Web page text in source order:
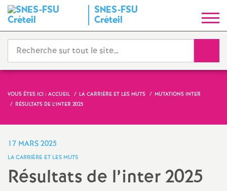
SNES-FSU
Créteil
y
n
d
i
a
VOUS ÊTES ICI : ACCUEIL LA CARRIÈRE ET LES MUTS
MUTATIONS INTER
RÉSULTATS DE L’INTER 2025
17 MARS 2025
LA CARRIÈRE ET LES MUTS
Résultats de l’inter 2025